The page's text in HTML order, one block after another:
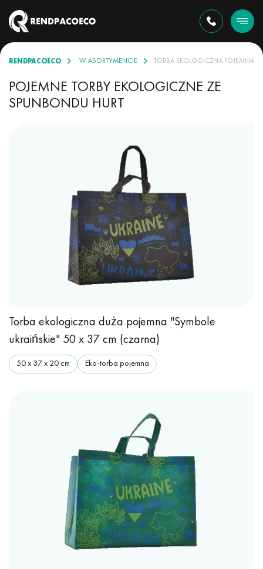
RENDPACOECO
TORBY EKOLOGICZNE W ASORTYMENCIE TORBA EKOLOGICZNA POJEMNA
POJEMNE TORBY EKOLOGICZNE ZE
SPUNBONDU HURT
Torba ekologiczna duża pojemna "Symbole
ukraińskie" 50 x 37 cm (czarna)
50 х 37 х 20 cm Eko-torba pojemna